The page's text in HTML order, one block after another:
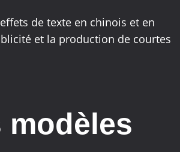
de texte en chinois et en
et la production de courtes
modèles